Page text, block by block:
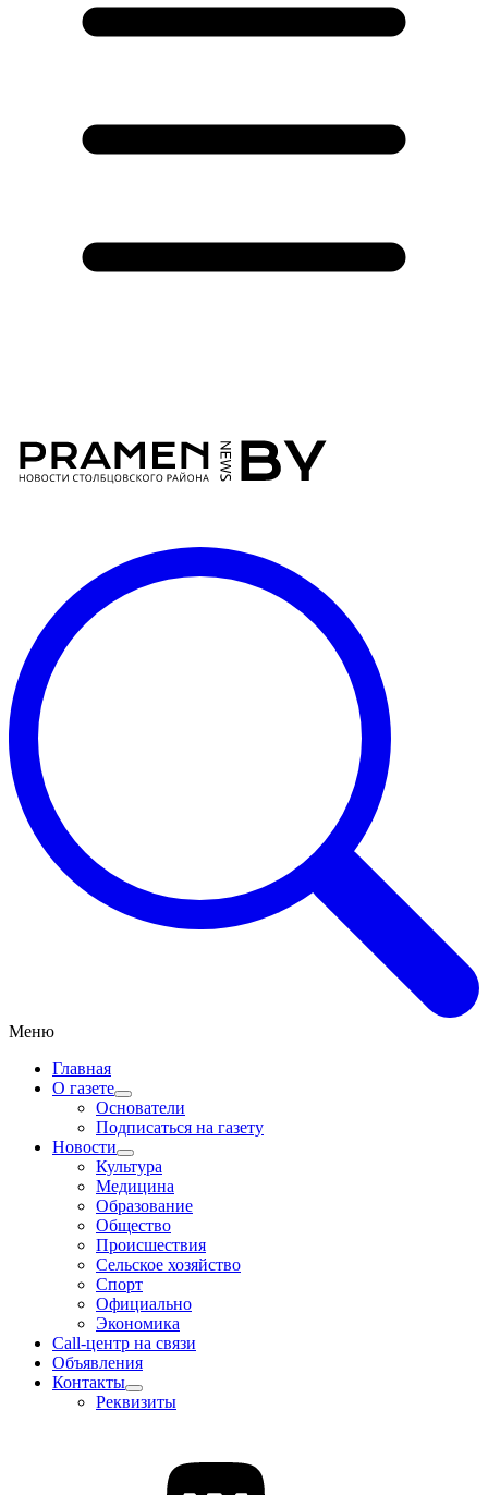
Меню
Главная
О газете
Основатели
Подписаться на газету
Новости
Культура
Медицина
Образование
Общество
Происшествия
Сельское хозяйство
Спорт
Официально
Экономика
Call-центр на связи
Объявления
Контакты
Реквизиты